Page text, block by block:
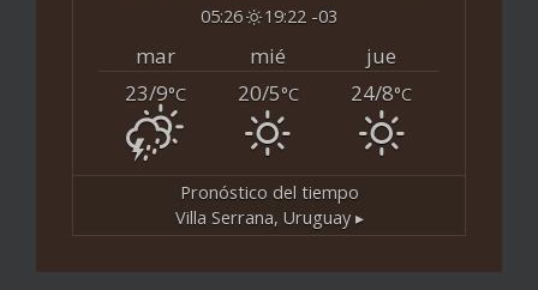
05:26 19:22 -03
mar mié
jue
23/9°C 20/5°C 24/8°C
Pronóstico del tiempo
Villa Serrana, Uruguay ▸